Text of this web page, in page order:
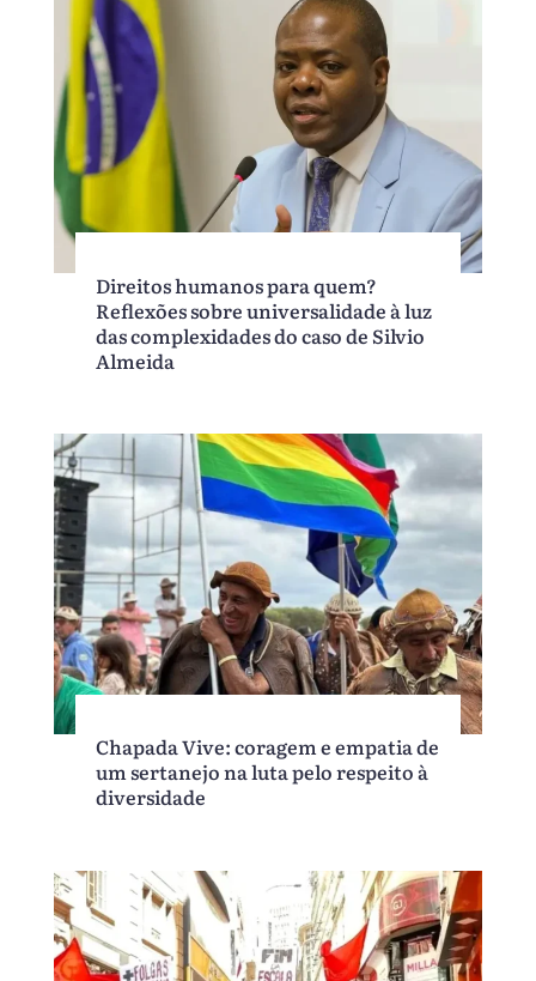
Direitos humanos para quem?
Reflexões sobre universalidade à luz
das complexidades do caso de Silvio
Almeida
Chapada Vive: coragem e empatia de
um sertanejo na luta pelo respeito à
diversidade